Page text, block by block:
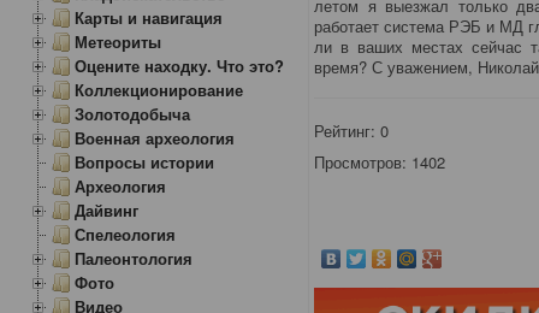
летом я выезжал только
работает система РЭБ и МД
ли в ваших местах сейчас
время? С уважением,
Рейтинг:0
Просмотров: 1402
Карты и навигация
Метеориты
Оцените находку. Что это?
Коллекционирование
Золотодобыча
Военная археология
Вопросы истории
Археология
Дайвинг
Спелеология
Палеонтология
Фото
Видео